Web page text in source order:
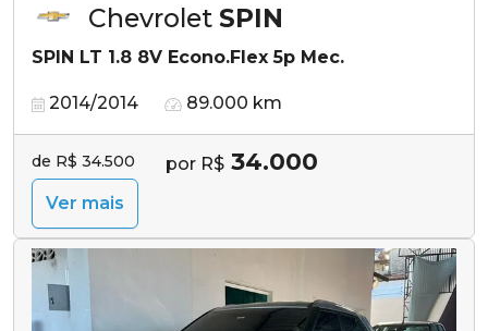
Chevrolet SPIN
SPIN LT 1.8 8V Econo.Flex 5p Mec.
2014/2014 89.000 km
de R$ 34.500 por R$ 34.000
Ver mais